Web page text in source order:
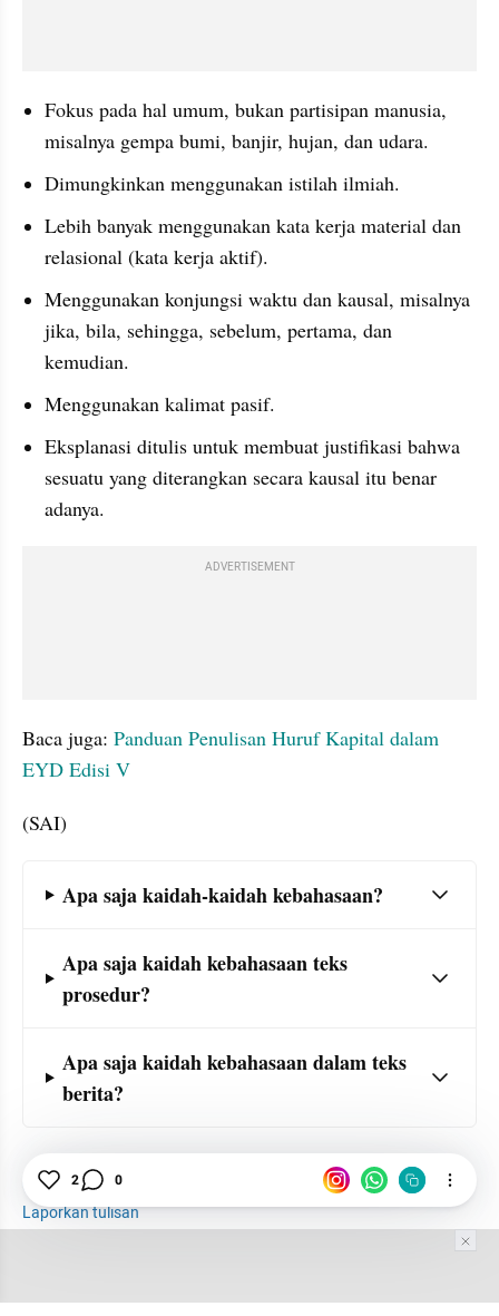
Fokus pada hal umum, bukan partisipan manusia,
misalnya gempa bumi, banjir, hujan, dan udara.
Dimungkinkan menggunakan istilah ilmiah.
Lebih banyak menggunakan kata kerja material dan
relasional (kata kerja aktif).
Menggunakan konjungsi waktu dan kausal, misalnya
jika, bila, sehingga, sebelum, pertama, dan
kemudian.
Menggunakan kalimat pasif.
Eksplanasi ditulis untuk membuat justifikasi bahwa
sesuatu yang diterangkan secara kausal itu benar
adanya.
ADVERTISEMENT
Baca juga: Panduan Penulisan Huruf Kapital dalam
EYD Edisi V
(SAI)
Apa saja kaidah-kaidah kebahasaan?
Apa saja kaidah kebahasaan teks
prosedur?
Apa saja kaidah kebahasaan dalam teks
berita?
Maintenance Menulis
Teks
Laporkan tulisan
2 0